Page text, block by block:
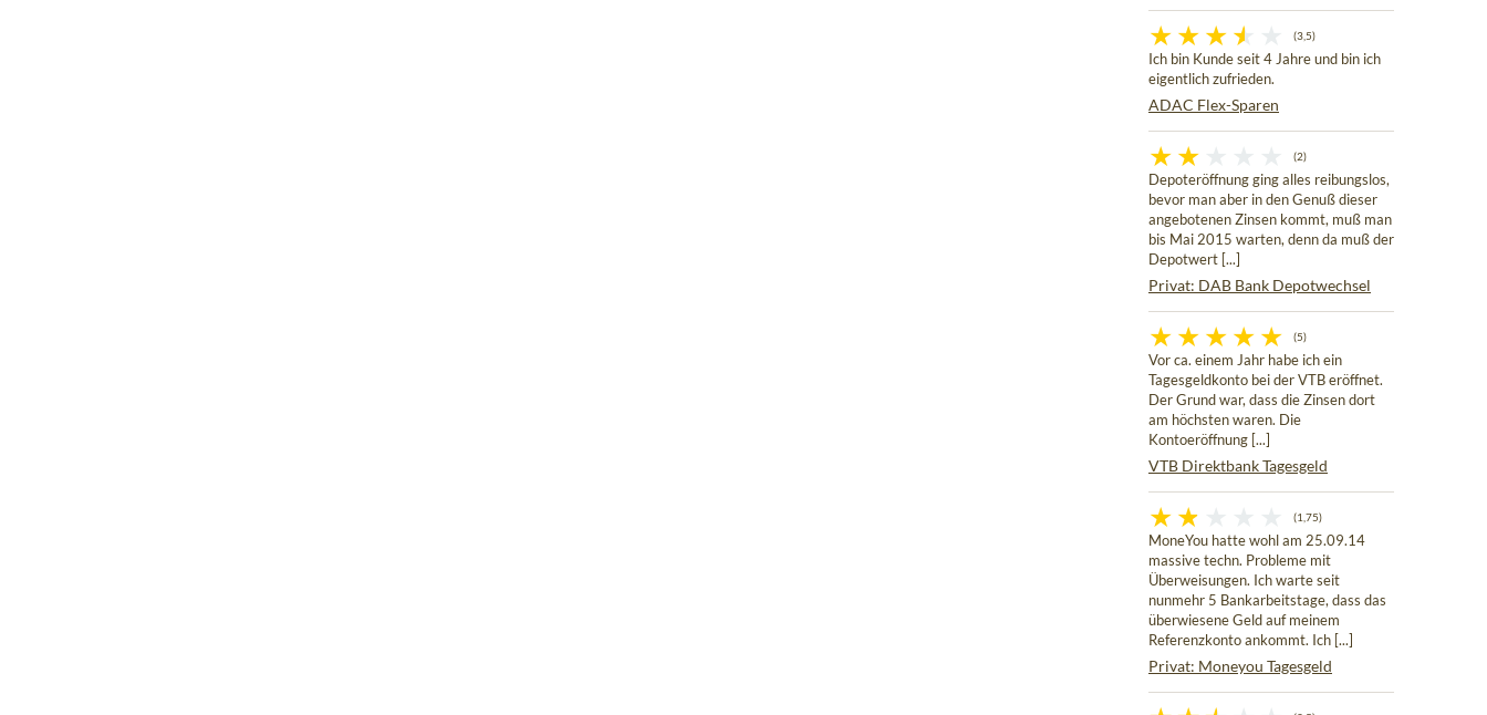
(3,5)
Ich bin Kunde seit 4 Jahre und bin ich
eigentlich zufrieden.
ADAC Flex-Sparen
(2)
Depoteröffnung ging alles reibungslos,
bevor man aber in den Genuß dieser
angebotenen Zinsen kommt, muß man
bis Mai 2015 warten, denn da muß der
Depotwert [...]
Privat: DAB Bank Depotwechsel
(5)
Vor ca. einem Jahr habe ich ein
Tagesgeldkonto bei der VTB eröffnet.
Der Grund war, dass die Zinsen dort
am höchsten waren. Die
Kontoeröffnung [...]
VTB Direktbank Tagesgeld
(1,75)
MoneYou hatte wohl am 25.09.14
massive techn. Probleme mit
Überweisungen. Ich warte seit
nunmehr 5 Bankarbeitstage, dass das
überwiesene Geld auf meinem
Referenzkonto ankommt. Ich [...]
Privat: Moneyou Tagesgeld